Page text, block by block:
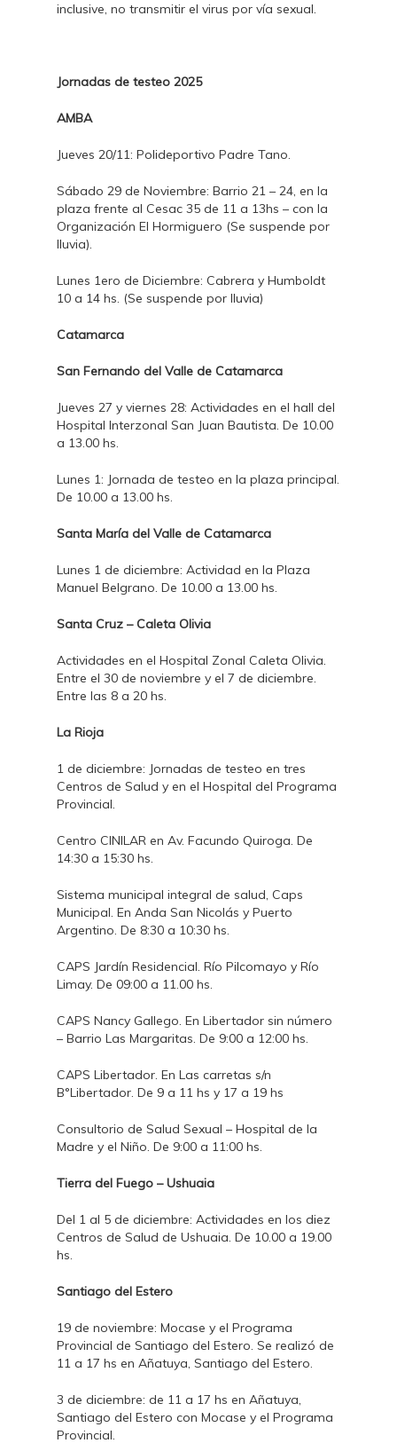
inclusive, no transmitir el virus por vía sexual.
Jornadas de testeo 2025
AMBA
Jueves 20/11: Polideportivo Padre Tano.
Sábado 29 de Noviembre: Barrio 21 – 24, en la
plaza frente al Cesac 35 de 11 a 13hs – con la
Organización El Hormiguero (Se suspende por
lluvia).
Lunes 1ero de Diciembre: Cabrera y Humboldt
10 a 14 hs. (Se suspende por lluvia)
Catamarca
San Fernando del Valle de Catamarca
Jueves 27 y viernes 28: Actividades en el hall del
Hospital Interzonal San Juan Bautista. De 10.00
a 13.00 hs.
Lunes 1: Jornada de testeo en la plaza principal.
De 10.00 a 13.00 hs.
Santa María del Valle de Catamarca
Lunes 1 de diciembre: Actividad en la Plaza
Manuel Belgrano. De 10.00 a 13.00 hs.
Santa Cruz – Caleta Olivia
Actividades en el Hospital Zonal Caleta Olivia.
Entre el 30 de noviembre y el 7 de diciembre.
Entre las 8 a 20 hs.
La Rioja
1 de diciembre: Jornadas de testeo en tres
Centros de Salud y en el Hospital del Programa
Provincial.
Centro CINILAR en Av. Facundo Quiroga. De
14:30 a 15:30 hs.
Sistema municipal integral de salud, Caps
Municipal. En Anda San Nicolás y Puerto
Argentino. De 8:30 a 10:30 hs.
CAPS Jardín Residencial. Río Pilcomayo y Río
Limay. De 09:00 a 11.00 hs.
CAPS Nancy Gallego. En Libertador sin número
– Barrio Las Margaritas. De 9:00 a 12:00 hs.
CAPS Libertador. En Las carretas s/n
B°Libertador. De 9 a 11 hs y 17 a 19 hs
Consultorio de Salud Sexual – Hospital de la
Madre y el Niño. De 9:00 a 11:00 hs.
Tierra del Fuego – Ushuaia
Del 1 al 5 de diciembre: Actividades en los diez
Centros de Salud de Ushuaia. De 10.00 a 19.00
hs.
Santiago del Estero
19 de noviembre: Mocase y el Programa
Provincial de Santiago del Estero. Se realizó de
11 a 17 hs en Añatuya, Santiago del Estero.
3 de diciembre: de 11 a 17 hs en Añatuya,
Santiago del Estero con Mocase y el Programa
Provincial.